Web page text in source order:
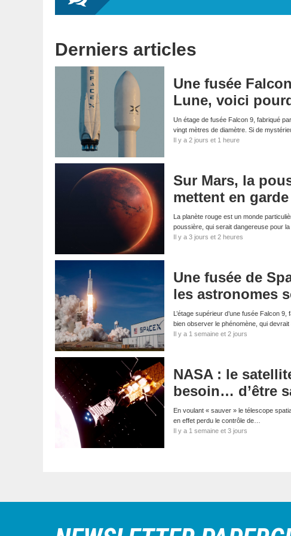
Derniers articles
Une fusée
Lune, voici
Un étage de fusée Falcon 9, fabriqué
vingt mètres de diamètre. Si de
Il y a 2 jours et 1 heure
Sur Mars, la
mettent en
La planète rouge est un monde
poussière, qui serait dangereuse pour
Il y a 3 jours et 2 heures
Une fusée de
les astronomes
L’étage supérieur d’une fusée Falcon
bien observer le phénomène, qui
Il y a 1 semaine et 2 jours
NASA : le
besoin… d’être
En voulant « sauver » le télescope
en effet perdu le contrôle de…
Il y a 1 semaine et 3 jours